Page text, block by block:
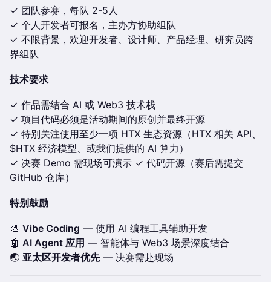
✓ 团队参赛，每队 2-5人
✓ 个人开发者可报名，主办方协助组队
✓ 不限背景，欢迎开发者、设计师、产品经理、研究员跨
界组队
技术要求
✓ 作品需结合 AI 或 Web3 技术栈
✓ 项目代码必须是活动期间的原创并最终开源
✓ 特别关注使用至少一项 HTX 生态资源（HTX 相关 API、
$HTX 经济模型、或我们提供的 AI 算力）
✓ 决赛 Demo 需现场可演示 ✓ 代码开源（赛后需提交
GitHub 仓库）
特别鼓励
🎨 Vibe Coding — 使用 AI 编程工具辅助开发
🤖 AI Agent 应用 — 智能体与 Web3 场景深度结合
🌏 亚太区开发者优先— 决赛需赴现场